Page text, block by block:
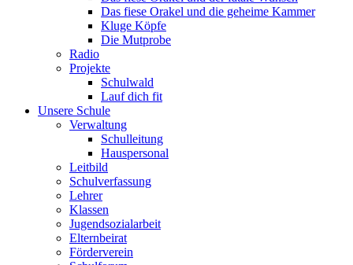
Das fiese Orakel und die geheime Kammer
Kluge Köpfe
Die Mutprobe
Radio
Projekte
Schulwald
Lauf dich fit
Unsere Schule
Verwaltung
Schulleitung
Hauspersonal
Leitbild
Schulverfassung
Lehrer
Klassen
Jugendsozialarbeit
Elternbeirat
Förderverein